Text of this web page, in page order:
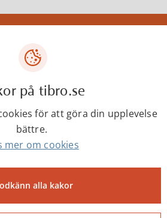
på tibro.se
för att göra din upplevelse
bättre.
mer om cookies
alla kakor